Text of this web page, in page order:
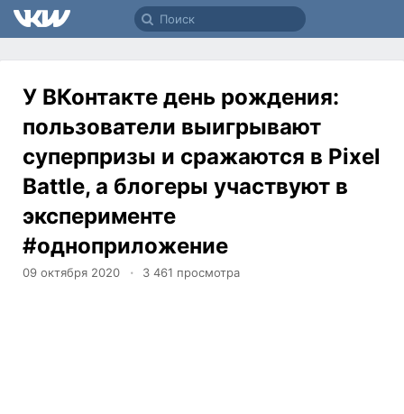
У ВКонтакте день рождения:
пользователи выигрывают
суперпризы и сражаются в Pixel
Battle, а блогеры участвуют в
эксперименте
#одноприложение
09 октября 2020 3 461 просмотра